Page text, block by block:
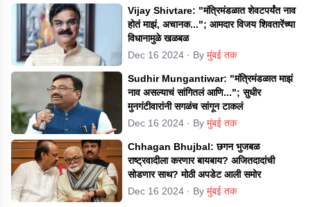
Vijay Shivtare: "मंत्रिमंडळात शेवटपर्यंत नाव
होतं माझं, अचानक..."; आमदार विजय शिवतारेंच्या
विधानामुळे खळबळ
Dec 16 2024 · By मुंबई तक
Sudhir Mungantiwar: "मंत्रिमंडळात माझं
नाव असल्याचं सांगितलं आणि..."; सुधीर
मुनगंटीवारांनी सगळंच सांगून टाकलं
Dec 16 2024 · By मुंबई तक
Chhagan Bhujbal: छगन भुजबळ
राष्ट्रवादीला करणार बायबाय? अजितदादांची
सोडणार साथ? मोठी अपडेट आली समोर
Dec 16 2024 · By मुंबई तक